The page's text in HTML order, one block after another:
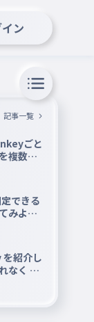
ン
記事一覧
ごと
複数設
を紹介
できる
みよう
紹介し
なく A
円分を